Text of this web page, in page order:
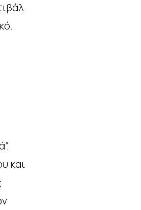
και